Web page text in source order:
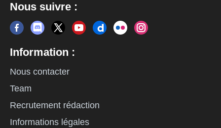
Nous suivre :
Information :
Nous contacter
Team
Recrutement rédaction
Informations légales